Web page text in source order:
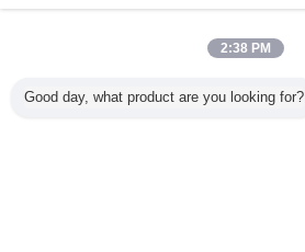
Todos os Produtos
2:38 PM
Good day, what product are you looking for?